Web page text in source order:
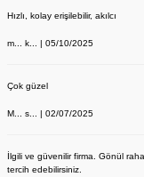
Hızlı, kolay erişilebilir, akılcı
m... k... | 05/10/2025
Çok güzel
M... s... | 02/07/2025
İlgili ve güvenilir firma. Gönül
tercih edebilirsiniz.